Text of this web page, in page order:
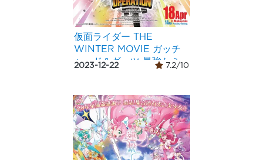
仮面ライダー THE
WINTER MOVIE ガッチ
ャード＆ギーツ 最強ケミ
2023-12-22 7.2/10